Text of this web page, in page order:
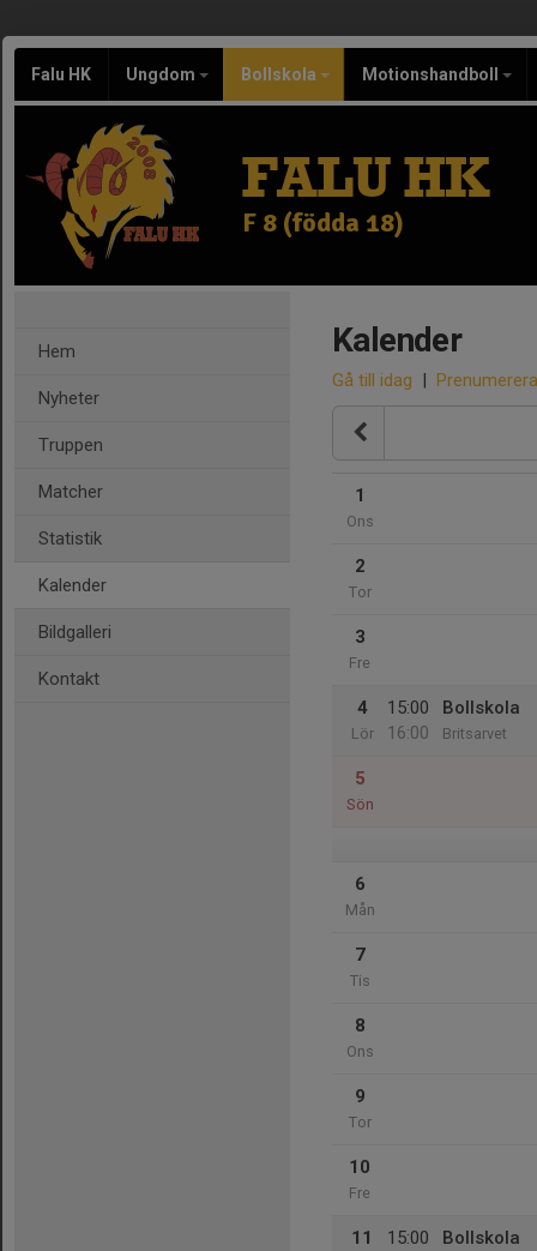
Falu HK Ungdom Bollskola Motionshandboll
FALU HK
F 8 (födda 18)
Hem
Nyheter
Truppen
Matcher
Statistik
Kalender
Bildgalleri
Kontakt
Kalender
Gå till idag | Prenumerera
1
Ons
2
Tor
3
Fre
4
Lör
15:00
16:00
Bollskola
Britsarvet
5
Sön
6
Mån
7
Tis
8
Ons
9
Tor
10
Fre
11
15:00
Bollskola